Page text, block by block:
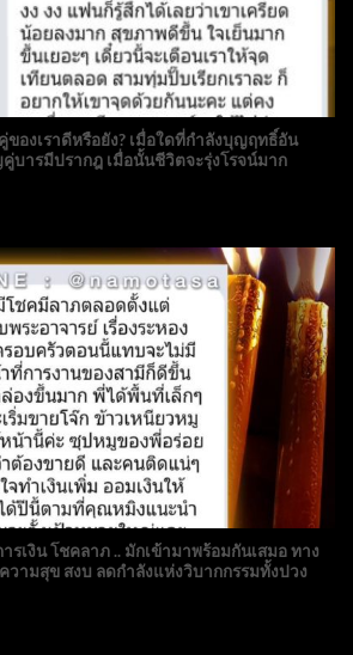
ของเราดีหรือยัง? เมื่อใดที่กำลังบุญฤทธิ์อัน
ารมีปรากฎ เมื่อนั้นชีวิตจะรุ่งโรจน์มาก
เงิน โชคลาภ .. มักเข้ามาพร้อมกันเสมอ ทาง
วามสุข สงบ ลดกำลังแห่งวิบากกรรมทั้งปวง